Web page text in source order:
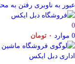
عبور به ناوبری رفتن به
0
0 موارد ۰ تومان